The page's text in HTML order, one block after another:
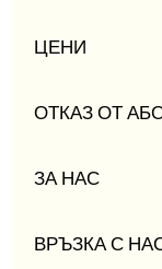
ЦЕНИ
ОТКАЗ ОТ
ЗА НАС
ВРЪЗКА С